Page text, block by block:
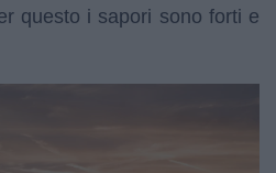
questo i sapori sono forti e